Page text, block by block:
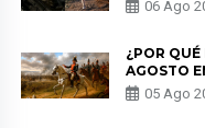
06 Ago
¿POR QUÉ
AGOSTO
HISTORIA
05 Ago